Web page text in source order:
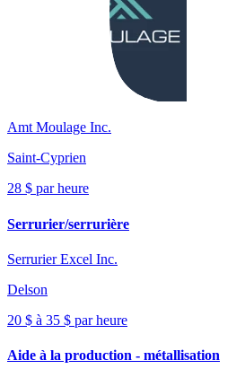
Amt Moulage Inc.
Saint-Cyprien
28 $ par heure
Serrurier/serrurière
Serrurier Excel Inc.
Delson
20 $ à 35 $ par heure
Aide à la production - métallisation